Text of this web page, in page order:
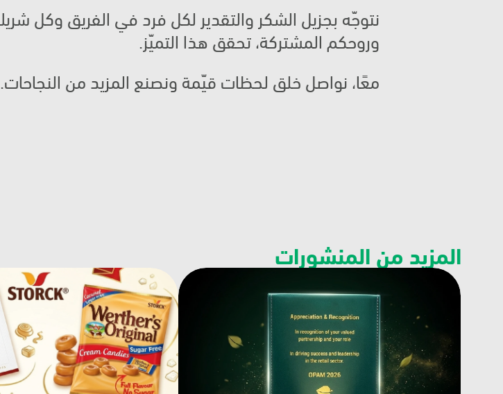
وروحكم المشتركة، تحقق هذا التميّز.
معًا، نواصل خلق لحظات قيّمة ونصنع المزيد من النجاحات.
المزيد من المنشورات